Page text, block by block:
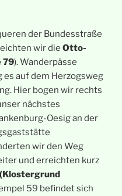
der Bundesstraße
wir die Otto-
79). Wanderpässe
auf dem Herzogsweg
Hier bogen wir rechts
nächstes
Oesig an der
wir den Weg
und erreichten kurz
59 befindet sich